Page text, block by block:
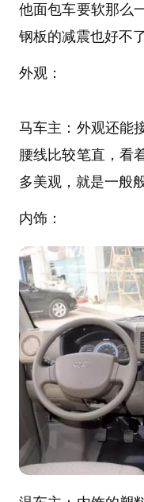
他面包车要软那么
钢板的减震也好不
外观：
马车主：外观还能
腰线比较笔直，看
多美观，就是一般般
内饰：